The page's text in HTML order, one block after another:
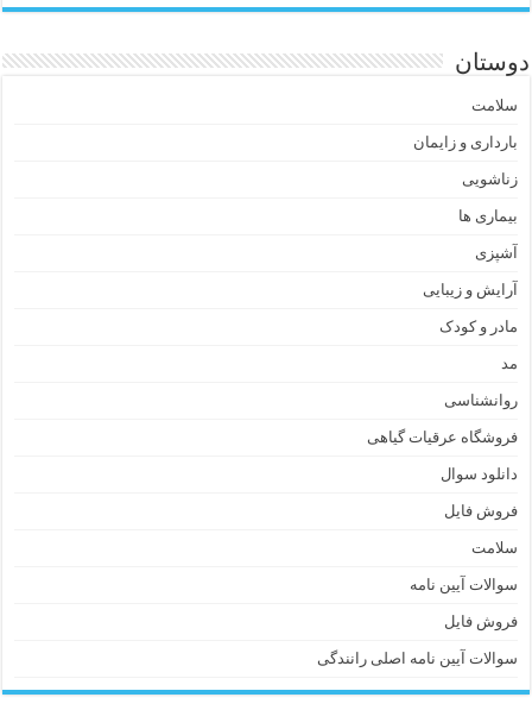
دوستان
سلامت
بارداری و زایمان
زناشویی
بیماری ها
آشپزی
آرایش و زیبایی
مادر و کودک
مد
روانشناسی
فروشگاه عرقیات گیاهی
دانلود سوال
فروش فایل
سلامت
سوالات آیین نامه
فروش فایل
سوالات آیین نامه اصلی رانندگی